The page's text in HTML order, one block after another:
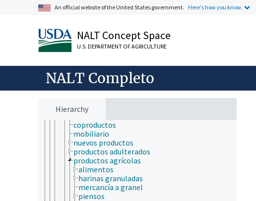
An official website of the United States government. Here's how you know.
NALT Concept Space
U.S. DEPARTMENT OF AGRICULTURE
NALT Completo
Hierarchy
toxicología
ensayos biológicos
farmacocinética
farmacodinámica
modelos biológicos
nanotoxicología
organismos acuáticos
productos y mercancías
aceites
calidad del producto
coproductos
mobiliario
nuevos productos
productos adulterados
productos agrícolas
alimentos
harinas granuladas
mercancía a granel
piensos